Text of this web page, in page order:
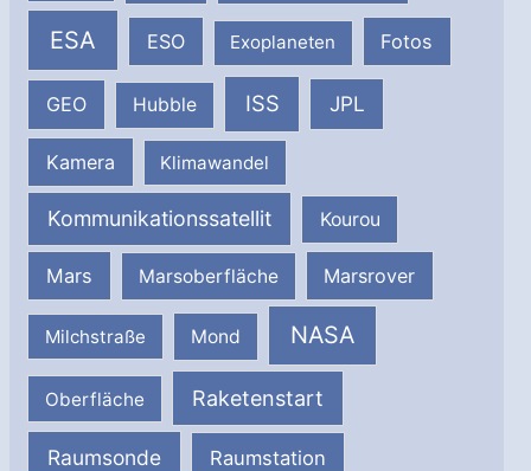
ESA ESO Exoplaneten Fotos
GEO Hubble ISS JPL
Kamera Klimawandel
Kommunikationssatellit Kourou
Mars Marsoberfläche Marsrover
Milchstraße Mond NASA
Oberfläche Raketenstart
Raumsonde Raumstation